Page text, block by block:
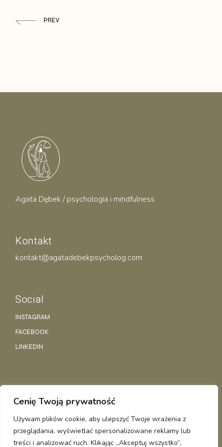
Cenię Twoją prywatność
Używam plików cookie, aby ulepszyć Twoje wrażenia z
przeglądania, wyświetlać spersonalizowane reklamy lub
treści i analizować ruch. Klikając „Akceptuj wszystko”,
PREV
Agata Dębek / psychologia i mindfulness
Kontakt
kontakt@agatadebekpsycholog.com
Social
INSTAGRAM
FACEBOOK
LINKEDIN
Regulamin
AGATA DĘBEK © WSZELKIE PRAWA ZASTRZEŻONE